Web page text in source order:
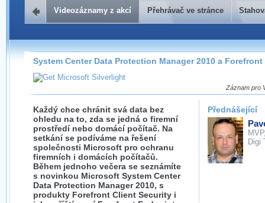
Přehrávač ve stránce
Záznamy na našem webu můžete pohodlně sledovat
přímo na stránce s využitím našehoHTML 5nebo
Silverlightpřehrávače.
Stránka se sama rozhodne, na základě toho, jaké
technologie podporuje Váš prohlížeč, který přehrávač
použít, abyste záznam mohli sledovat v nejvyšší
možné kvalitě.
Stahování záznamů
Víme, že občas chcete sledovat záznamy i v místech,
kde není připojení k internetu, což současný přehrávač
Videozáznamy z akcí Přehrávač ve stránce
System Center Data Protection Manager 2010 a
Záznam pro
Každý chce chránit svá data bez
ohledu na to, zda se jedná o firemní
prostředí nebo domácí počítač. Na
setkání se podíváme na řešení
společnosti Microsoft pro ochranu
firemních i domácích počítačů.
Během jednoho večera se seznámíte
s novinkou Microsoft System Center
Data Protection Manager 2010, s
produkty Forefront Client Security i
Přednášející
Digi